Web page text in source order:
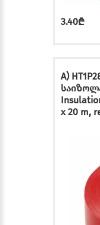
3.40₾
A)
x 20 m,